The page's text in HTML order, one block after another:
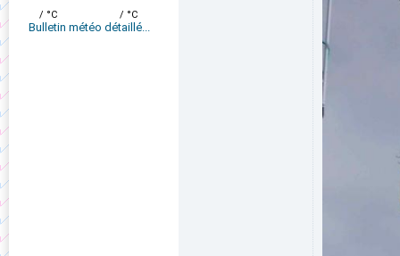
/ °C / °C
Bulletin météo détaillé...